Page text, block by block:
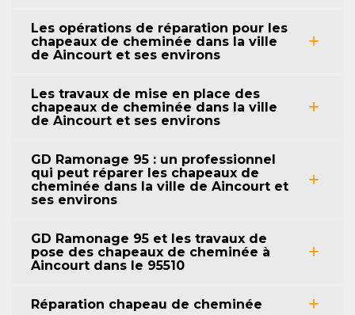
Les opérations de réparation pour les
chapeaux de cheminée dans la ville
de Aincourt et ses environs
Les travaux de mise en place des
chapeaux de cheminée dans la ville
de Aincourt et ses environs
GD Ramonage 95 : un professionnel
qui peut réparer les chapeaux de
cheminée dans la ville de Aincourt et
ses environs
GD Ramonage 95 et les travaux de
pose des chapeaux de cheminée à
Aincourt dans le 95510
Réparation chapeau de cheminée